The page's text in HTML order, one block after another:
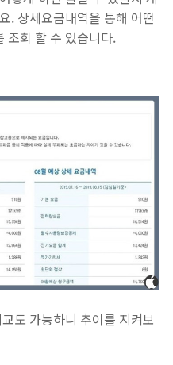
. 상세요금내역을 통해 어떤
조회 할 수 있습니다.
도 가능하니 추이를 지켜보